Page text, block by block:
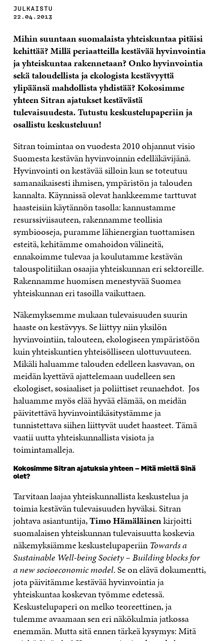
JULKAISTU
22.04.2013
Mihin suuntaan suomalaista yhteiskuntaa pitäisi
kehittää? Millä periaatteilla kestävää hyvinvointia
ja yhteiskuntaa rakennetaan? Onko hyvinvointia
sekä taloudellista ja ekologista kestävyyttä
ylipäänsä mahdollista yhdistää? Kokosimme
yhteen Sitran ajatukset kestävästä
tulevaisuudesta. Tutustu keskustelupaperiin ja
osallistu keskusteluun!
Sitran toimintaa on vuodesta 2010 ohjannut visio
Suomesta kestävän hyvinvoinnin edelläkävijänä.
Hyvinvointi on kestävää silloin kun se toteutuu
samanaikaisesti ihmisen, ympäristön ja talouden
kannalta. Käynnissä olevat hankkeemme tarttuvat
haasteisiin käytännön tasolla: kannustamme
resurssiviisauteen, rakennamme teollisia
symbiooseja, puramme lähienergian tuottamisen
esteitä, kehitämme omahoidon välineitä,
ennakoimme tulevaa ja koulutamme kestävän
talouspolitiikan osaajia yhteiskunnan eri sektoreille.
Rakennamme huomisen menestyvää Suomea
yhteiskunnan eri tasoilla vaikuttaen.
Näkemyksemme mukaan tulevaisuuden suurin
haaste on kestävyys. Se liittyy niin yksilön
hyvinvointiin, talouteen, ekologiseen ympäristöön
kuin yhteiskuntien yhteisölliseen ulottuvuuteen.
Mikäli haluamme talouden edelleen kasvavan, on
meidän kyettävä ajattelemaan uudelleen sen
ekologiset, sosiaaliset ja poliittiset reunaehdot. Jos
haluamme myös elää hyvää elämää, on meidän
päivitettävä hyvinvointikäsitystämme ja
tunnistettava siihen liittyvät uudet haasteet. Tämä
vaatii uutta yhteiskunnallista visiota ja
toimintamalleja.
Kokosimme Sitran ajatuksia yhteen – Mitä mieltä Sinä
olet?
Tarvitaan laajaa yhteiskunnallista keskustelua ja
toimia kestävän tulevaisuuden hyväksi. Sitran
johtava asiantuntija,Timo Hämäläinenkirjoitti
suomalaisen yhteiskunnan tulevaisuutta koskevia
näkemyksiämme keskustelupaperiinTowards a
Sustainable Well-being Society – Building blocks for
a new socioeconomic model. Se on elävä dokumentti,
jota päivitämme kestävää hyvinvointia ja
yhteiskuntaa koskevan työmme edetessä.
Keskustelupaperi on melko teoreettinen, ja
tulemme avaamaan sen eri näkökulmia jatkossa
enemmän. Mutta sitä ennen tärkeä kysymys: Mitä